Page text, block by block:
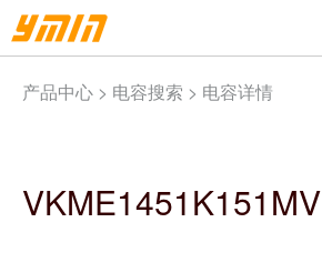
产品中心 > 电容搜索 > 电容详情
VKME1451K151MV